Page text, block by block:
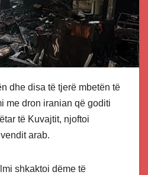
dhe disa të tjerë mbetën të
me dron iranian që goditi
të Kuvajtit, njoftoi
arab.
shkaktoi dëme të